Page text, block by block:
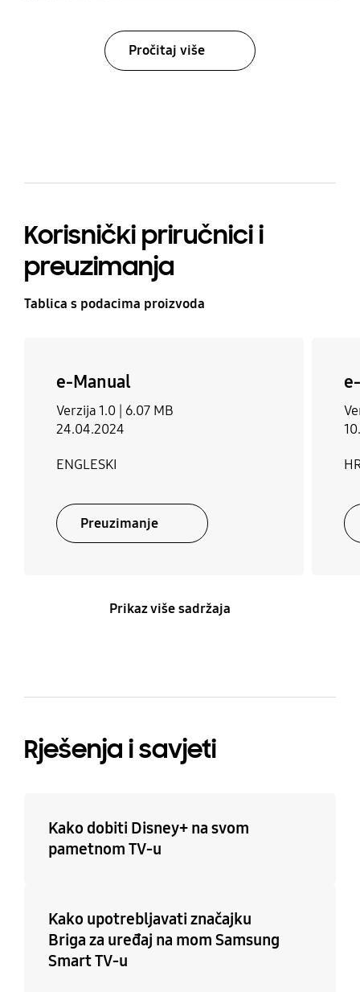
Pročitaj više
Korisnički priručnici i
preuzimanja
Tablica s podacima proizvoda
e-Manual
Verzija 1.0 | 6.07 MB
24.04.2024
ENGLESKI
Preuzimanje
Prikaz više sadržaja
Rješenja i savjeti
Kako dobiti Disney+ na svom
pametnom TV-u
Kako upotrebljavati značajku
Briga za uređaj na mom Samsung
Smart TV-u